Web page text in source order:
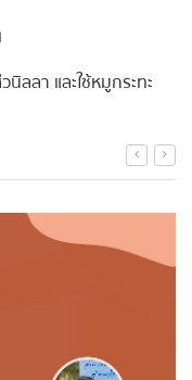
ลลา และใช้หมูกระทะ